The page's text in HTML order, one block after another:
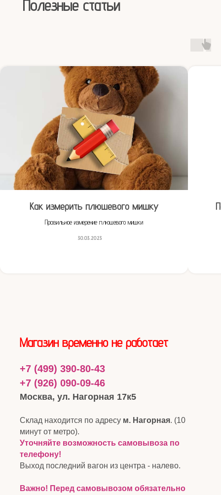
Как измерить плюшевого мишку
Правильное измерение плюшевого мишки
30.03.2023
Магазин временно не работает
+7 (499) 390-80-43
+7 (926) 090-09-46
Москва, ул. Нагорная 17к5
Склад находится по адресу м. Нагорная. (10
минут от метро).
Уточняйте возможность самовывоза по
телефону!
Выход последний вагон из центра - налево.
Важно! Перед самовывозом обязательно